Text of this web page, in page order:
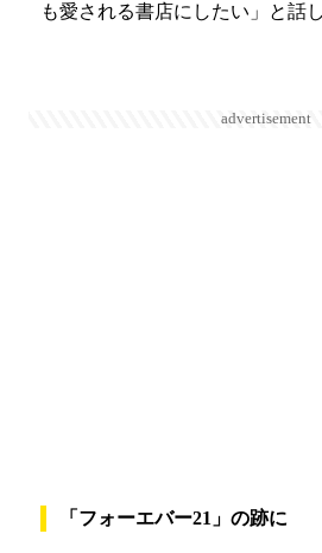
も愛される書店にしたい」と話
advertisement
「フォーエバー21」の跡に